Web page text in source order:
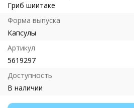
Гриб шиитаке
Форма выпуска
Капсулы
Артикул
5619297
Доступность
В наличии